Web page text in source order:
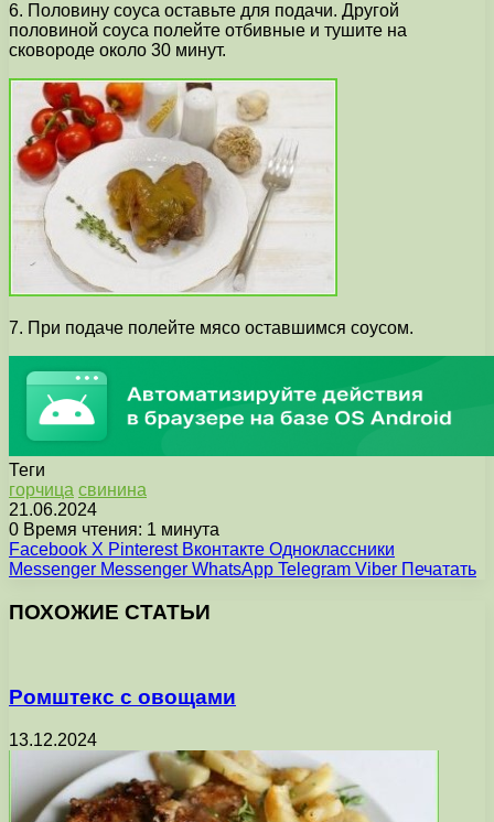
6. Половину соуса оставьте для подачи. Другой
половиной соуса полейте отбивные и тушите на
сковороде около 30 минут.
7. При подаче полейте мясо оставшимся соусом.
Теги
горчица свинина
21.06.2024
0 Время чтения: 1 минута
Facebook X Pinterest Вконтакте Одноклассники
Messenger Messenger WhatsApp Telegram Viber Печатать
ПОХОЖИЕ СТАТЬИ
Ромштекс с овощами
13.12.2024